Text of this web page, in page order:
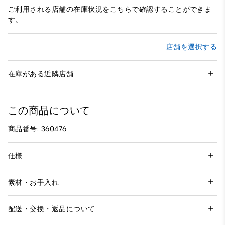
ご利用される店舗の在庫状況をこちらで確認することができま
す。
店舗を選択する
在庫がある近隣店舗
この商品について
商品番号: 360476
仕様
素材・お手入れ
配送・交換・返品について